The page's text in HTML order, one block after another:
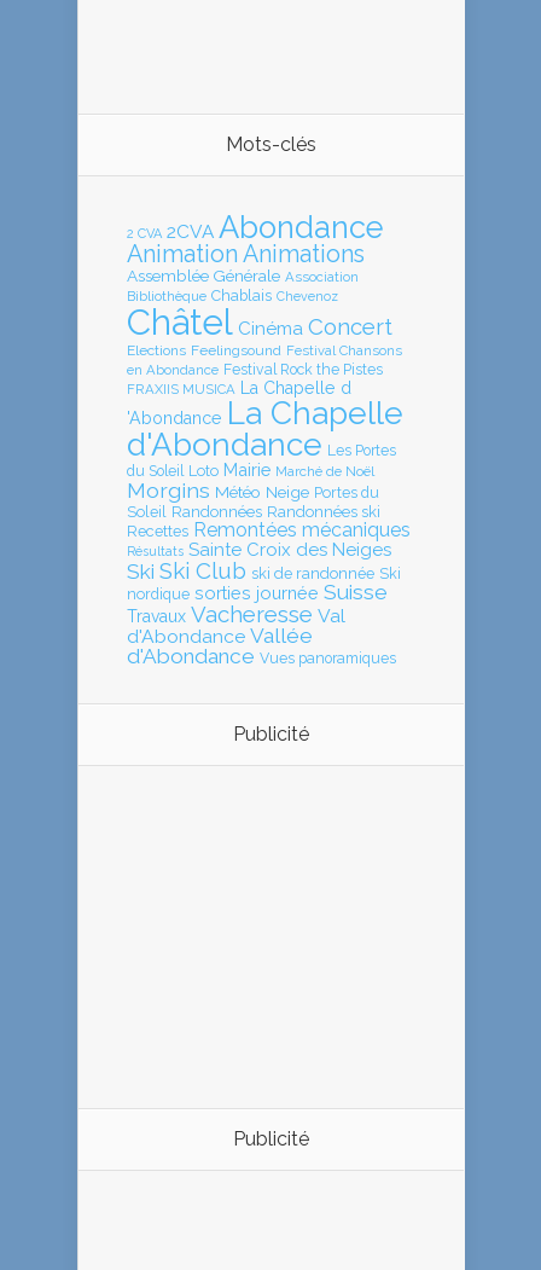
Mots-clés
2 CVA 2CVA Abondance
Animation Animations
Assemblée Générale Association
Bibliothèque Chablais Chevenoz
Châtel Cinéma Concert
Elections Feelingsound Festival Chansons
en Abondance Festival Rock the Pistes
FRAXIIS MUSICA
La Chapelle d
'Abondance La Chapelle
d'Abondance Les Portes
du Soleil Loto Mairie Marché de Noël
Morgins Météo Neige Portes du
Soleil Randonnées Randonnées ski
Recettes Remontées mécaniques
Résultats Sainte Croix des Neiges
Ski Ski Club ski de randonnée Ski
nordique sorties journée Suisse
Travaux Vacheresse Val
d'Abondance Vallée
d'Abondance Vues panoramiques
Publicité
Publicité